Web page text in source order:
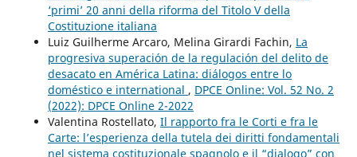
‘primi’ 20 anni della riforma del Titolo V della
Costituzione italiana
Luiz Guilherme Arcaro, Melina Girardi Fachin, La
progresiva superación de la regulación del delito de
desacato en América Latina: diálogos entre lo
doméstico e international , DPCE Online: Vol. 52 No. 2
(2022): DPCE Online 2-2022
Valentina Rostellato, Il rapporto fra le Corti e fra le
Carte: l’esperienza della tutela dei diritti fondamentali
nel sistema costituzionale spagnolo e il “dialogo” con